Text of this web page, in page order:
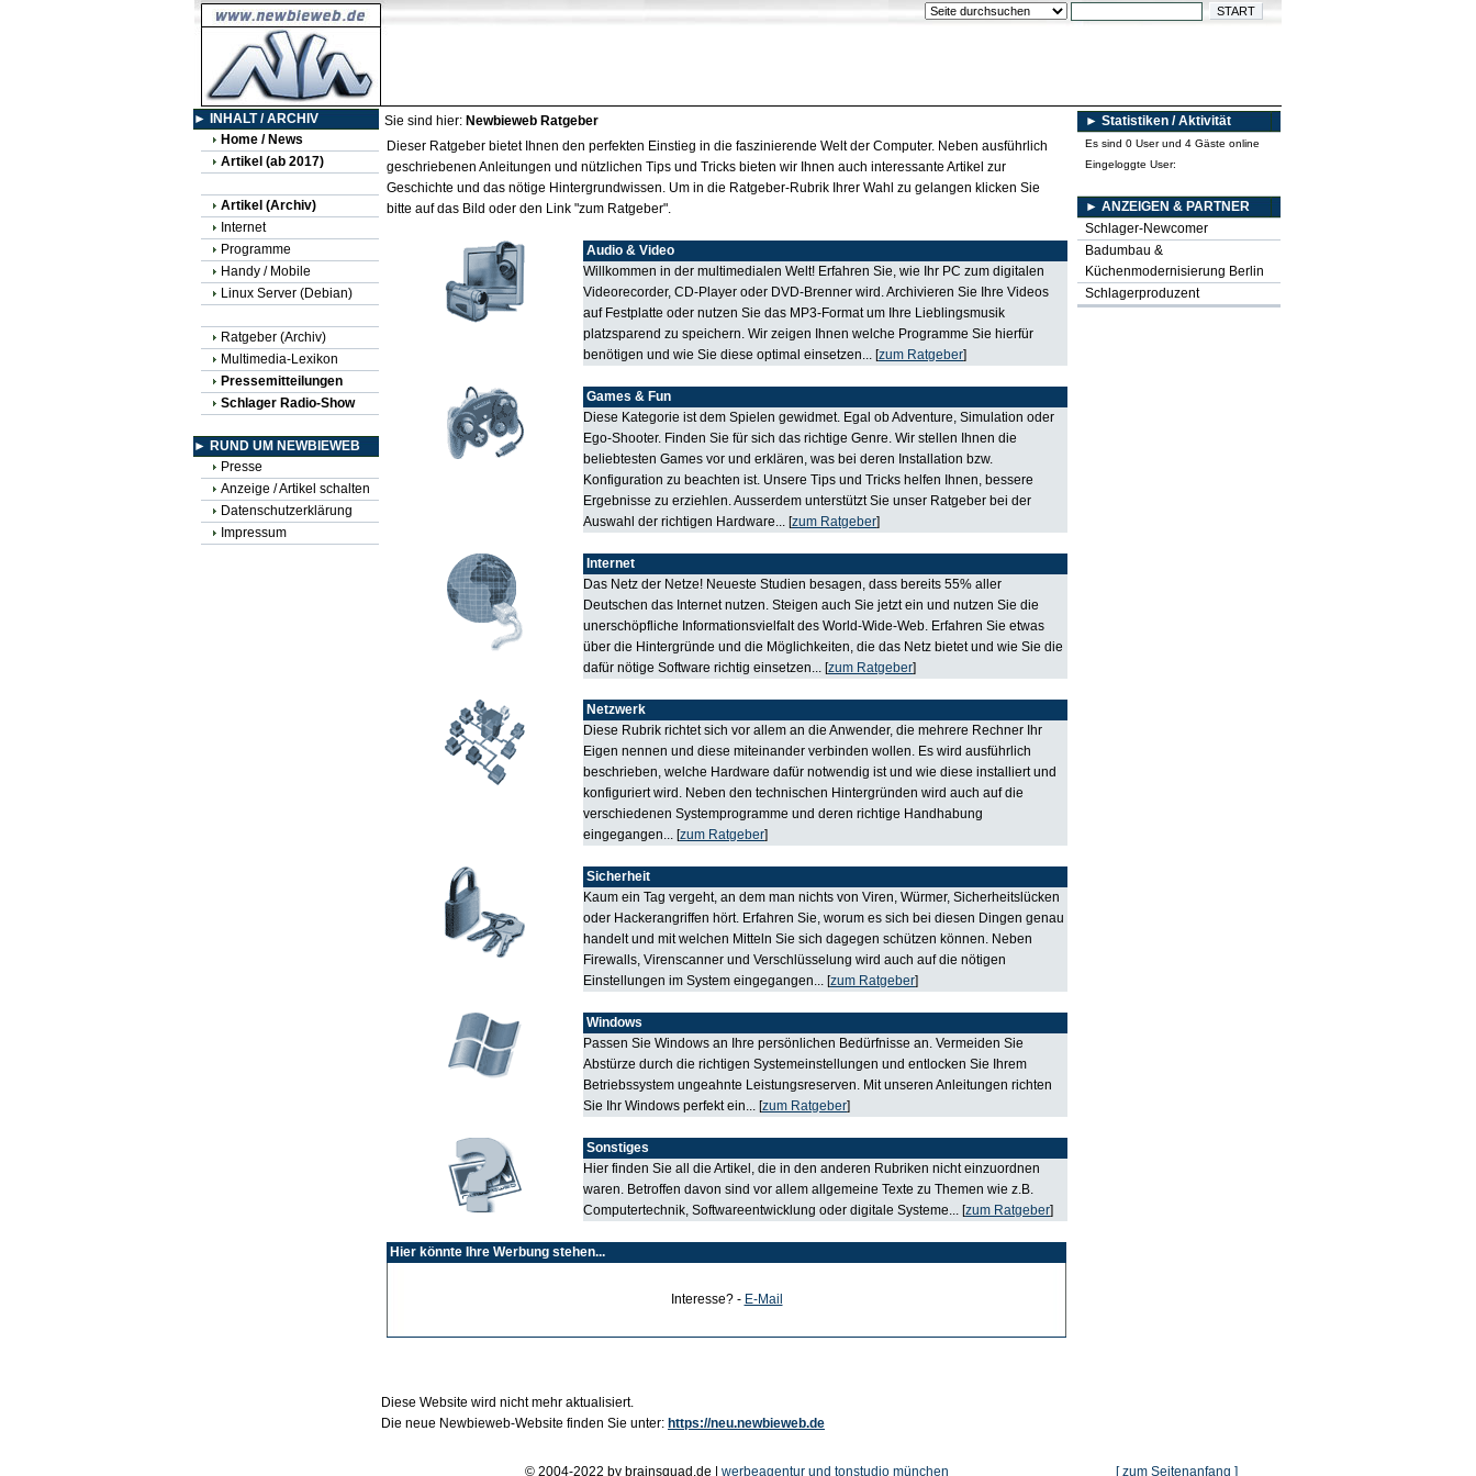
► INHALT / ARCHIV
Home / News
Artikel (ab 2017)
Artikel (Archiv)
Internet
Programme
Handy / Mobile
Linux Server (Debian)
Ratgeber (Archiv)
Multimedia-Lexikon
Pressemitteilungen
Schlager Radio-Show
► RUND UM NEWBIEWEB
Presse
Anzeige / Artikel schalten
Datenschutzerklärung
Impressum
Sie sind hier: Newbieweb Ratgeber
Dieser Ratgeber bietet Ihnen den perfekten Einstieg in die faszinierende Welt der Computer. Neben ausführlich
geschriebenen Anleitungen und nützlichen Tips und Tricks bieten wir Ihnen auch interessante Artikel zur
Geschichte und das nötige Hintergrundwissen. Um in die Ratgeber-Rubrik Ihrer Wahl zu gelangen klicken Sie
bitte auf das Bild oder den Link "zum Ratgeber".
Audio & Video
Willkommen in der multimedialen Welt! Erfahren Sie, wie Ihr PC zum digitalen
Videorecorder, CD-Player oder DVD-Brenner wird. Archivieren Sie Ihre Videos
auf Festplatte oder nutzen Sie das MP3-Format um Ihre Lieblingsmusik
platzsparend zu speichern. Wir zeigen Ihnen welche Programme Sie hierfür
benötigen und wie Sie diese optimal einsetzen... [zum Ratgeber]
Games & Fun
Diese Kategorie ist dem Spielen gewidmet. Egal ob Adventure, Simulation oder
Ego-Shooter. Finden Sie für sich das richtige Genre. Wir stellen Ihnen die
beliebtesten Games vor und erklären, was bei deren Installation bzw.
Konfiguration zu beachten ist. Unsere Tips und Tricks helfen Ihnen, bessere
Ergebnisse zu erziehlen. Ausserdem unterstützt Sie unser Ratgeber bei der
Auswahl der richtigen Hardware... [zum Ratgeber]
Internet
Das Netz der Netze! Neueste Studien besagen, dass bereits 55% aller
Deutschen das Internet nutzen. Steigen auch Sie jetzt ein und nutzen Sie die
unerschöpfliche Informationsvielfalt des World-Wide-Web. Erfahren Sie etwas
über die Hintergründe und die Möglichkeiten, die das Netz bietet und wie Sie die
dafür nötige Software richtig einsetzen... [zum Ratgeber]
Netzwerk
Diese Rubrik richtet sich vor allem an die Anwender, die mehrere Rechner Ihr
Eigen nennen und diese miteinander verbinden wollen. Es wird ausführlich
beschrieben, welche Hardware dafür notwendig ist und wie diese installiert und
konfiguriert wird. Neben den technischen Hintergründen wird auch auf die
verschiedenen Systemprogramme und deren richtige Handhabung
eingegangen... [zum Ratgeber]
Sicherheit
Kaum ein Tag vergeht, an dem man nichts von Viren, Würmer, Sicherheitslücken
oder Hackerangriffen hört. Erfahren Sie, worum es sich bei diesen Dingen genau
handelt und mit welchen Mitteln Sie sich dagegen schützen können. Neben
Firewalls, Virenscanner und Verschlüsselung wird auch auf die nötigen
Einstellungen im System eingegangen... [zum Ratgeber]
Windows
Passen Sie Windows an Ihre persönlichen Bedürfnisse an. Vermeiden Sie
Abstürze durch die richtigen Systemeinstellungen und entlocken Sie Ihrem
Betriebssystem ungeahnte Leistungsreserven. Mit unseren Anleitungen richten
Sie Ihr Windows perfekt ein... [zum Ratgeber]
Sonstiges
Hier finden Sie all die Artikel, die in den anderen Rubriken nicht einzuordnen
waren. Betroffen davon sind vor allem allgemeine Texte zu Themen wie z.B.
Computertechnik, Softwareentwicklung oder digitale Systeme... [zum Ratgeber]
Hier könnte Ihre Werbung stehen...
Interesse? - E-Mail
Diese Website wird nicht mehr aktualisiert.
Die neue Newbieweb-Website finden Sie unter: https://neu.newbieweb.de
► Statistiken / Aktivität
Es sind 0 User und 4 Gäste online
Eingeloggte User:
► ANZEIGEN & PARTNER
Schlager-Newcomer
Badumbau &
Küchenmodernisierung Berlin
Schlagerproduzent
© 2004-2022 by brainsquad.de | werbeagentur und tonstudio münchen [ zum Seitenanfang ]